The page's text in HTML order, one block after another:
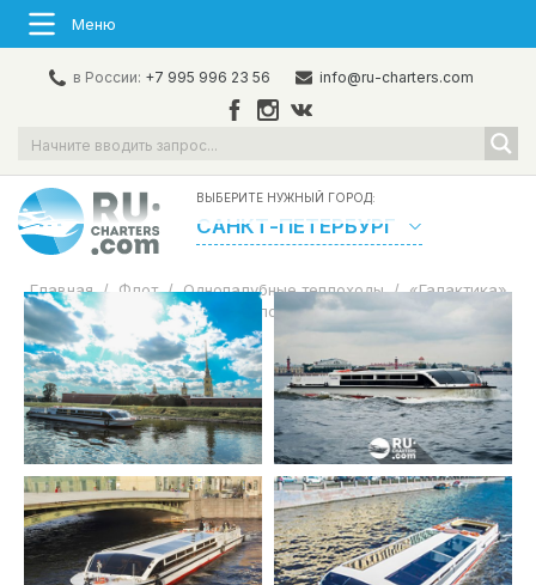
Меню
в России: +7 995 996 23 56 info@ru-charters.com
ВЫБЕРИТЕ НУЖНЫЙ ГОРОД:
САНКТ-ПЕТЕРБУРГ
Главная / Флот / Однопалубные теплоходы / «Галактика»
Аренда теплохода в СПб